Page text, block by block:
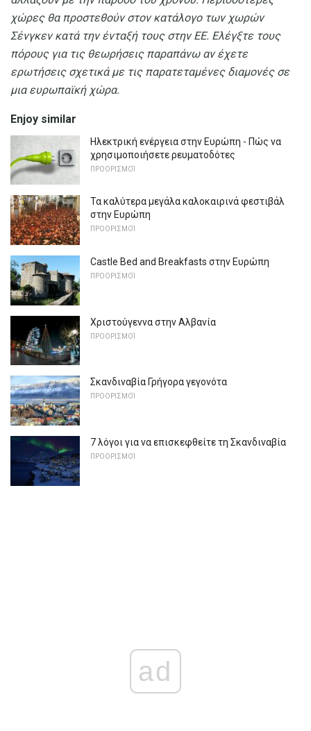
χώρες θα προστεθούν στον κατάλογο των χωρών
Σένγκεν κατά την ένταξή τους στην ΕΕ. Ελέγξτε τους
πόρους για τις θεωρήσεις παραπάνω αν έχετε
ερωτήσεις σχετικά με τις παρατεταμένες διαμονές σε
μια ευρωπαϊκή χώρα.
Enjoy similar
Ηλεκτρική ενέργεια στην Ευρώπη - Πώς να
χρησιμοποιήσετε ρευματοδότες
ΠΡΟΟΡΙΣΜΟΊ
Τα καλύτερα μεγάλα καλοκαιρινά φεστιβάλ
στην Ευρώπη
ΠΡΟΟΡΙΣΜΟΊ
Castle Bed and Breakfasts στην Ευρώπη
ΠΡΟΟΡΙΣΜΟΊ
Χριστούγεννα στην Αλβανία
ΠΡΟΟΡΙΣΜΟΊ
Σκανδιναβία Γρήγορα γεγονότα
ΠΡΟΟΡΙΣΜΟΊ
7 λόγοι για να επισκεφθείτε τη Σκανδιναβία
ΠΡΟΟΡΙΣΜΟΊ
ad